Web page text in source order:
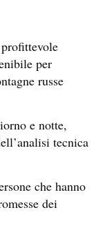
per
russe
e notte,
tecnica
che hanno
dei